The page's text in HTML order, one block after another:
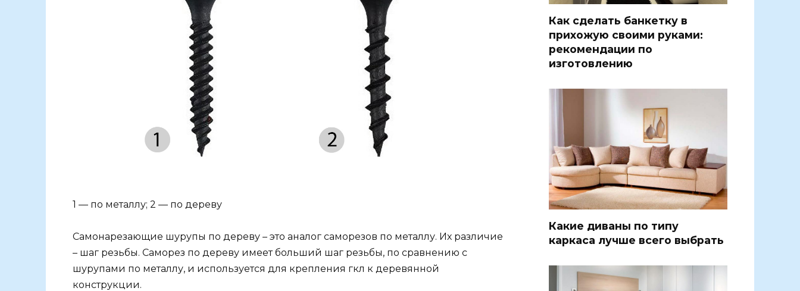
1 — по металлу; 2 — по дереву
Самонарезающие шурупы по дереву – это аналог саморезов по металлу. Их различие
– шаг резьбы. Саморез по дереву имеет больший шаг резьбы, по сравнению с
шурупами по металлу, и используется для крепления гкл к деревянной
конструкции.
Как сделать банкетку в
прихожую своими руками:
рекомендации по
изготовлению
Какие диваны по типу
каркаса лучше всего выбрать